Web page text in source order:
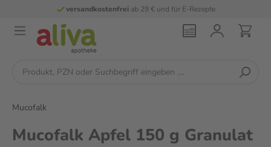
versandkostenfreiab 29 € und für E-Rezepte
Mucofalk
Mucofalk Apfel 150 g Granulat